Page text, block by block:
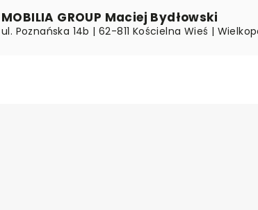
MOBILIA GROUP Maciej Bydłowski
ul. Poznańska 14b | 62-811 Kościelna Wieś |